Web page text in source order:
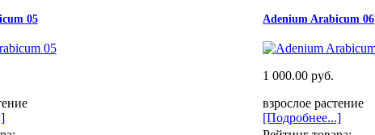
05 Adenium Arabicum 06
1 000.00 руб.
взрослое растение
[Подробнее...]